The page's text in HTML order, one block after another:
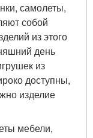
самолеты,
собой
из этого
день
из
доступны,
изделие
мебели,